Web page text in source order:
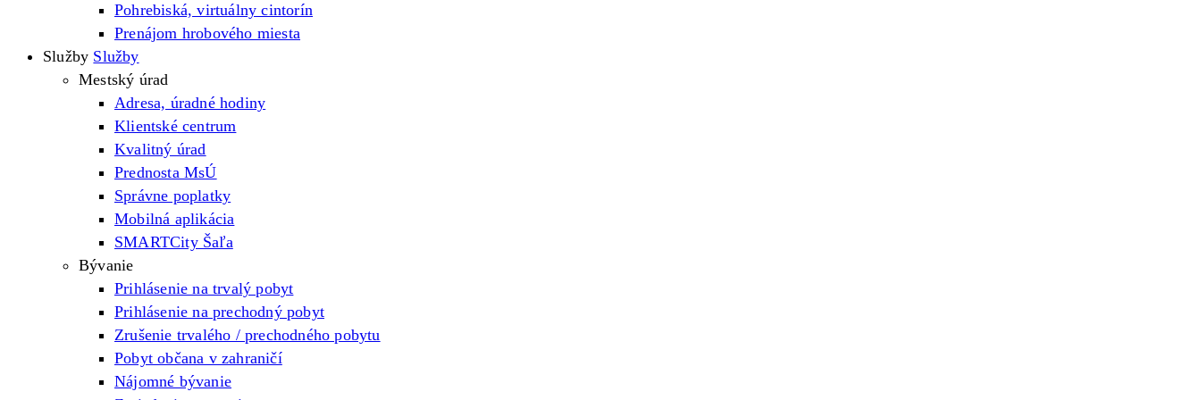
Pohrebiská, virtuálny cintorín
Prenájom hrobového miesta
Služby Služby
Mestský úrad
Adresa, úradné hodiny
Klientské centrum
Kvalitný úrad
Prednosta MsÚ
Správne poplatky
Mobilná aplikácia
SMARTCity Šaľa
Bývanie
Prihlásenie na trvalý pobyt
Prihlásenie na prechodný pobyt
Zrušenie trvalého / prechodného pobytu
Pobyt občana v zahraničí
Nájomné bývanie